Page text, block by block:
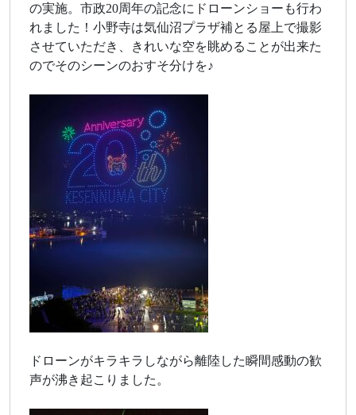
の実施。市政20周年の記念にドローンショーも行わ
れました！小野寺は気仙沼プラザ補とる屋上で撮影
させていただき、きれいな空を眺めることが出来た
のでそのシーンのおすそ分けを♪
ドローンがキラキラしながら離陸した瞬間感動の歓
声が沸き起こりました。